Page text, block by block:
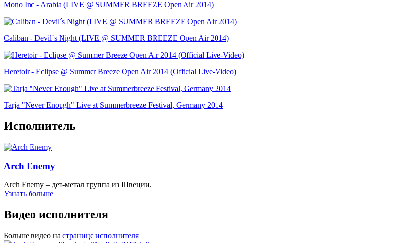
Mono Inc - Arabia (LIVE @ SUMMER BREEZE Open Air 2014)
Caliban - Devil´s Night (LIVE @ SUMMER BREEZE Open Air 2014)
Heretoir - Eclipse @ Summer Breeze Open Air 2014 (Official Live-Video)
Tarja "Never Enough" Live at Summerbreeze Festival, Germany 2014
Исполнитель
Arch Enemy
Arch Enemy – дет-метал группа из Швеции.
Узнать больше
Видео исполнителя
Больше видео на странице исполнителя